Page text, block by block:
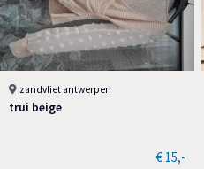
zandvliet antwerpen
trui beige
€ 15,-